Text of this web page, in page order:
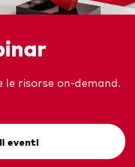
le risorse on-demand.
eventi